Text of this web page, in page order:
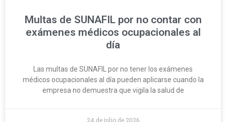
Multas de SUNAFIL por no contar con
exámenes médicos ocupacionales al
día
Las multas de SUNAFIL por no tener los exámenes
médicos ocupacionales al día pueden aplicarse cuando la
empresa no demuestra que vigila la salud de
24 de julio de 2026